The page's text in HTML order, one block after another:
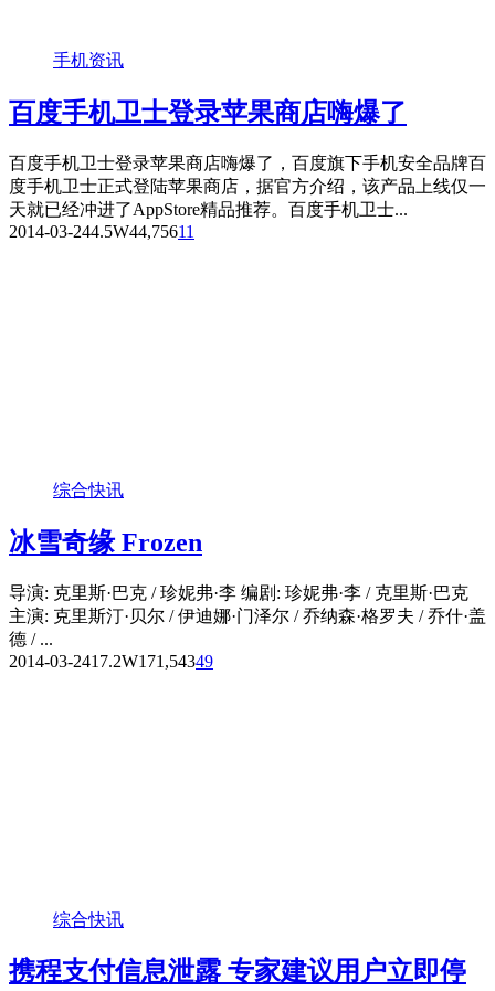
手机资讯
百度手机卫士登录苹果商店嗨爆了
百度手机卫士登录苹果商店嗨爆了，百度旗下手机安全品牌百
度手机卫士正式登陆苹果商店，据官方介绍，该产品上线仅一
天就已经冲进了AppStore精品推荐。百度手机卫士...
2014-03-244.5W44,75611
综合快讯
冰雪奇缘 Frozen
导演: 克里斯·巴克 / 珍妮弗·李 编剧: 珍妮弗·李 / 克里斯·巴克
主演: 克里斯汀·贝尔 / 伊迪娜·门泽尔 / 乔纳森·格罗夫 / 乔什·盖
德 / ...
2014-03-2417.2W171,54349
综合快讯
携程支付信息泄露 专家建议用户立即停